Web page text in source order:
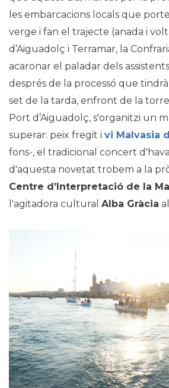
les embarcacions locals que
verge i fan el trajecte (anada i
d’Aiguadolç i Terramar, la
acaronar el paladar dels
després de la processó que
set de la tarda, enfront de la torre
Port d’Aiguadolç, s'organitzi un
superar: peix fregit i vi Malvasia
fons-, el tradicional concert
d'aquesta novetat trobem a la
Centre d’Interpretació de la
l'agitadora cultural Alba Gràcia